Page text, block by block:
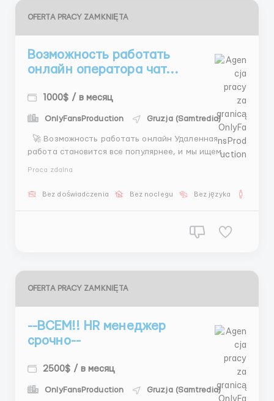
OFERTA PRACY ZAMKNIĘTA
Возможность работать
онлайн оператора чат...
1000$ / в месяц
OnlyFansProduction Gruzja (Samtredia)
работа становится все популярнее, и мы ищем
клиентами — подбирать моделей — организовывать
Praca zdalna
Bez doświadczenia Bez noclegu Bez języka
OFERTA PRACY ZAMKNIĘTA
--ВСЕМ!! HR менеджер
срочно--
2500$ / в месяц
OnlyFansProduction Gruzja (Samtredia)